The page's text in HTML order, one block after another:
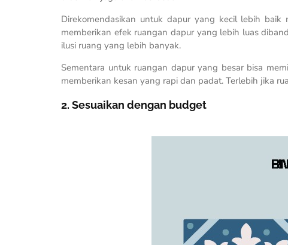
Direkomendasikan untuk dapur yang kecil lebih
memberikan efek ruangan dapur yang lebih luas
ilusi ruang yang lebih banyak.
Sementara untuk ruangan dapur yang besar bisa
memberikan kesan yang rapi dan padat. Terlebih jika
2. Sesuaikan dengan budget